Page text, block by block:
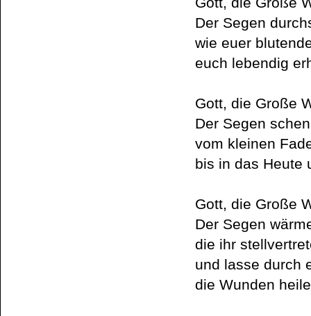
Der Segen
wie euer
euch lebendig
Gott, die Große
Der Segen
vom kleinen
bis in das Heute
Gott, die Große
Der Segen
die ihr
und lasse durch
die Wunden